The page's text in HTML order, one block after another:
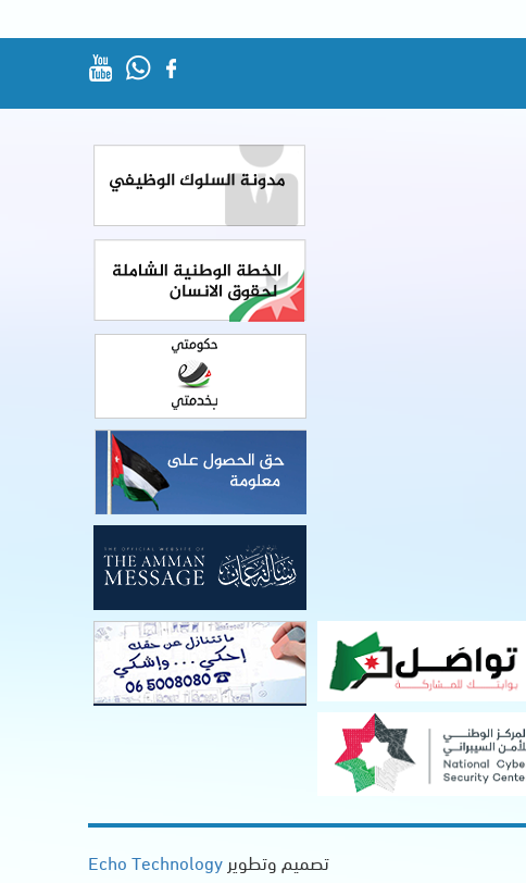
تصميم وتطويرEcho Technology